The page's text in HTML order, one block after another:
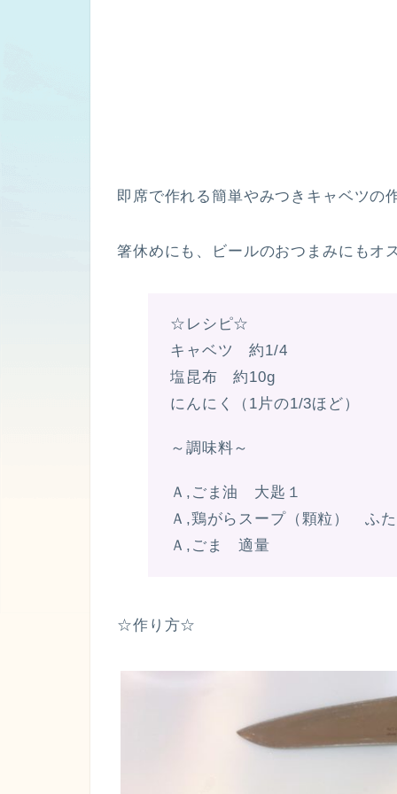
即席で作れる簡単やみつきキャベツの
箸休めにも、ビールのおつまみにもオ
☆レシピ☆
キャベツ 約1/4
塩昆布 約10g
にんにく（1片の1/3ほど）
～調味料～
Ａ,ごま油 大匙１
Ａ,鶏がらスープ（顆粒） ふ
Ａ,ごま 適量
☆作り方☆